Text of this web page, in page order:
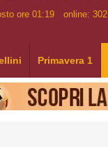
ore 01:19 online: 302
Primavera 1